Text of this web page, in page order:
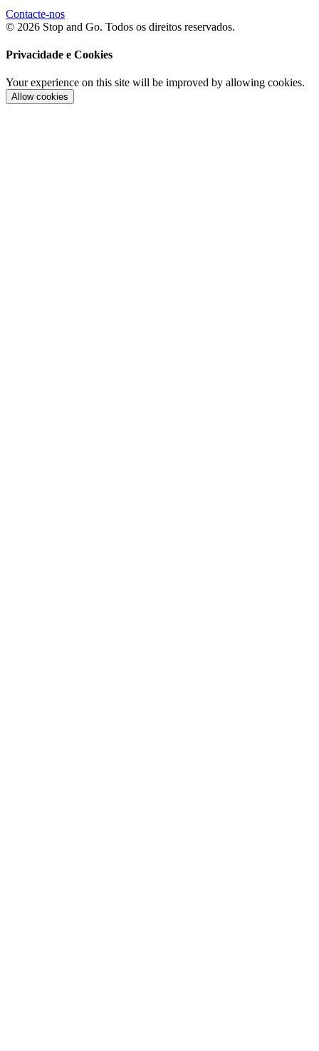
Contacte-nos
© 2026 Stop and Go. Todos os direitos reservados.
Privacidade e Cookies
Your experience on this site will be improved by allowing cookies.
Allow cookies